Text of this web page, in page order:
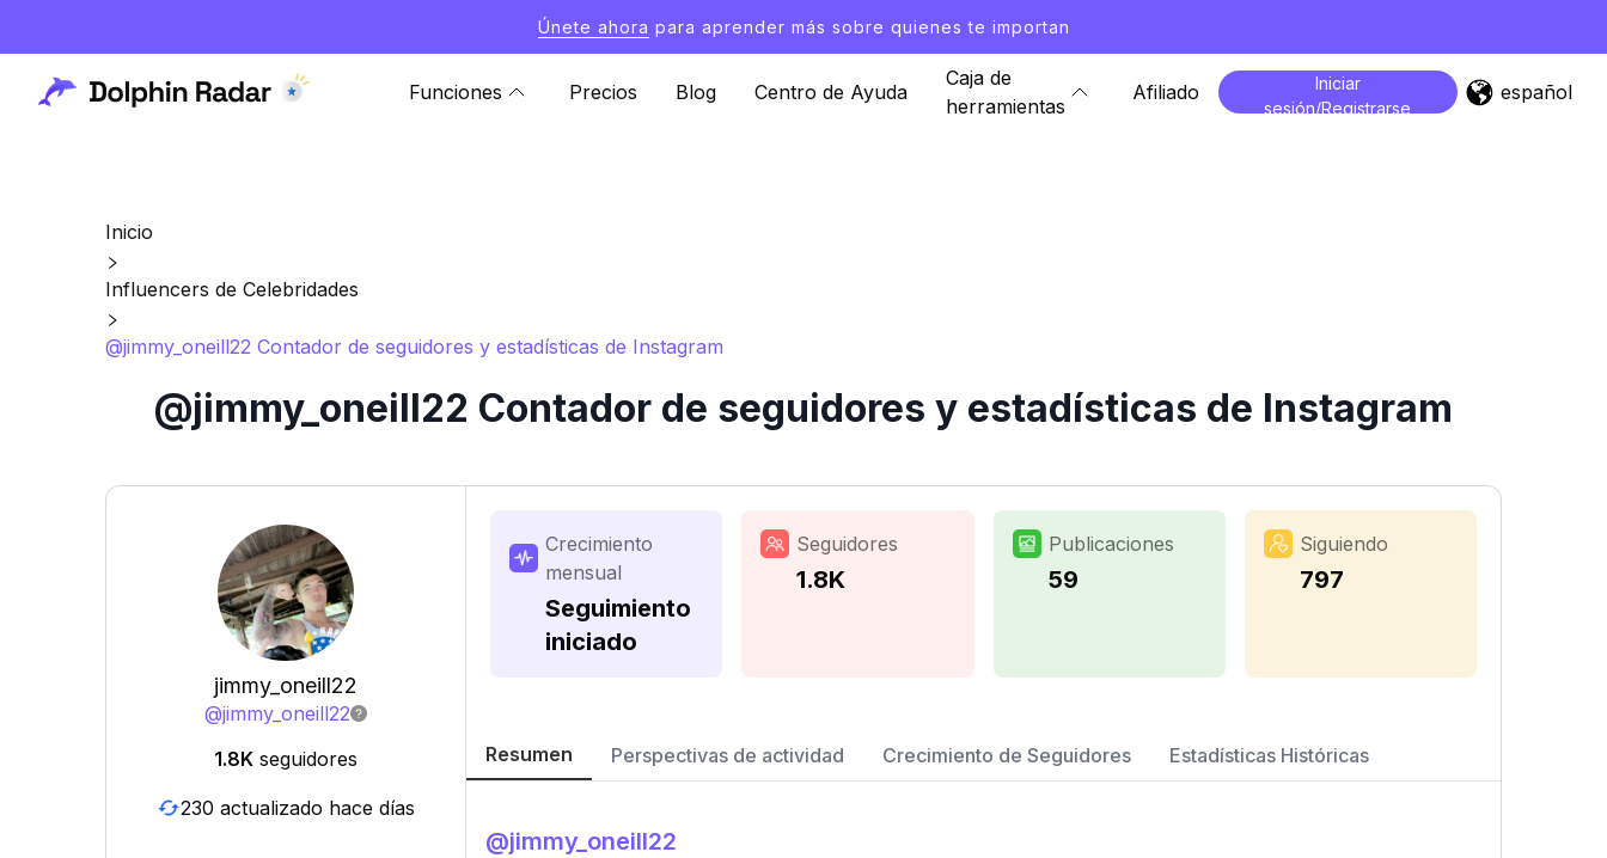
Únete ahora para aprender más sobre quienes te importan
Funciones Precios Blog Centro de Ayuda
Caja de
herramientas
Afiliado
Iniciar
sesión/Registrarse
español
Inicio
Influencers de Celebridades
@jimmy_oneill22 Contador de seguidores y estadísticas de Instagram
@jimmy_oneill22 Contador de seguidores y estadísticas de Instagram
jimmy_oneill22
@jimmy_oneill22
1.8K seguidores
230 actualizado hace días
Crecimiento
mensual
Seguimiento
iniciado
Seguidores
1.8K
Publicaciones
59
Siguiendo
797
Resumen Perspectivas de actividad Crecimiento de Seguidores Estadísticas Históricas
@jimmy_oneill22